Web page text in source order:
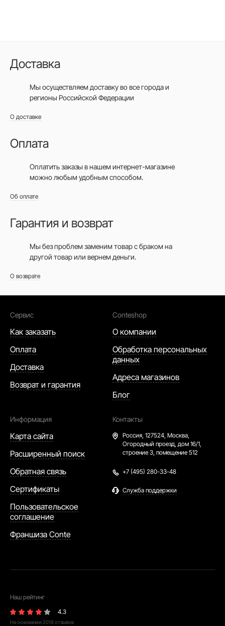
Доставка
Мы осуществляем доставку во все городаи
регионы Российской Федерации
О доставке
Оплата
Оплатить заказы в нашем интернет-магазине
можно любым удобным способом.
Об оплате
Гарантия и возврат
Мы без проблем заменим товар с браком на
другой товар или вернем деньги.
О возврате
Сервис
Как заказать
Оплата
Доставка
Возврат и гарантия
Conteshop
О компании
Обработка персональных
данных
Адреса магазинов
Блог
Информация
Карта сайта
Расширенный поиск
Обратная связь
Сертификаты
Пользовательское
соглашение
Франшиза Conte
Контакты
Россия, 127524, Москва,
Огородный проезд, дом 16/1,
строение 3, помещение 512
+7 (495) 280-33-48
Служба поддержки
Наш рейтинг
4.3
На основании 2018 отзывов